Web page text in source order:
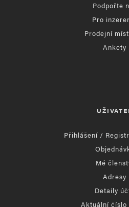
Podpořte
Pro
Prodejní
Ankety
Přihlášení /
Mé
Adresy
Detaily
Aktuální číslo